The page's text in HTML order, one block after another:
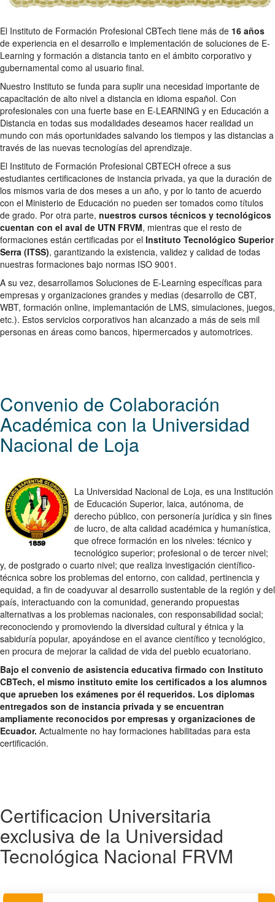
El Instituto de Formación Profesional CBTech tiene más de 16 años
de experiencia en el desarrollo e implementación de soluciones de E-
Learning y formación a distancia tanto en el ámbito corporativo y
gubernamental como al usuario final.
Nuestro Instituto se funda para suplir una necesidad importante de
capacitación de alto nivel a distancia en idioma español. Con
profesionales con una fuerte base en E-LEARNING y en Educación a
Distancia en todas sus modalidades deseamos hacer realidad un
mundo con más oportunidades salvando los tiempos y las distancias a
través de las nuevas tecnologías del aprendizaje.
El Instituto de Formación Profesional CBTECH ofrece a sus
estudiantes certificaciones de instancia privada, ya que la duración de
los mismos varia de dos meses a un año, y por lo tanto de acuerdo
con el Ministerio de Educación no pueden ser tomados como títulos
de grado. Por otra parte, nuestros cursos técnicos y tecnológicos
cuentan con el aval de UTN FRVM, mientras que el resto de
formaciones están certificadas por el Instituto Tecnológico Superior
Serra (ITSS), garantizando la existencia, validez y calidad de todas
nuestras formaciones bajo normas ISO 9001.
A su vez, desarrollamos Soluciones de E-Learning específicas para
empresas y organizaciones grandes y medias (desarrollo de CBT,
WBT, formación online, implemantación de LMS, simulaciones, juegos,
etc.). Estos servicios corporativos han alcanzado a más de seis mil
personas en áreas como bancos, hipermercados y automotrices.
Convenio de Colaboración
Académica con la Universidad
Nacional de Loja
La Universidad Nacional de Loja, es una Institución
de Educación Superior, laica, autónoma, de
derecho público, con personería jurídica y sin fines
de lucro, de alta calidad académica y humanística,
que ofrece formación en los niveles: técnico y
tecnológico superior; profesional o de tercer nivel;
y, de postgrado o cuarto nivel; que realiza investigación científico-
técnica sobre los problemas del entorno, con calidad, pertinencia y
equidad, a fin de coadyuvar al desarrollo sustentable de la región y del
país, interactuando con la comunidad, generando propuestas
alternativas a los problemas nacionales, con responsabilidad social;
reconociendo y promoviendo la diversidad cultural y étnica y la
sabiduría popular, apoyándose en el avance científico y tecnológico,
en procura de mejorar la calidad de vida del pueblo ecuatoriano.
Bajo el convenio de asistencia educativa firmado con Instituto
CBTech, el mismo instituto emite los certificados a los alumnos
que aprueben los exámenes por él requeridos. Los diplomas
entregados son de instancia privada y se encuentran
ampliamente reconocidos por empresas y organizaciones de
Ecuador. Actualmente no hay formaciones habilitadas para esta
certificación.
Certificacion Universitaria
exclusiva de la Universidad
Tecnológica Nacional FRVM